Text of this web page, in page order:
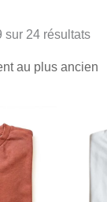
sur 24 résultats